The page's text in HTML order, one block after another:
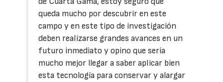
queda mucho por descubrir en este
campo y en este tipo de investigación
deben realizarse grandes avances en un
futuro inmediato y opino que sería
mucho mejor llegar a saber aplicar bien
esta tecnología para conservar y alargar